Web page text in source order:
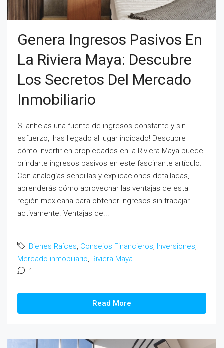
Genera Ingresos Pasivos En
La Riviera Maya: Descubre
Los Secretos Del Mercado
Inmobiliario
Si anhelas una fuente de ingresos constante y sin
esfuerzo, ¡has llegado al lugar indicado! Descubre
cómo invertir en propiedades en la Riviera Maya puede
brindarte ingresos pasivos en este fascinante artículo.
Con analogías sencillas y explicaciones detalladas,
aprenderás cómo aprovechar las ventajas de esta
región mexicana para obtener ingresos sin trabajar
activamente. Ventajas de...
Bienes Raíces, Consejos Financieros, Inversiones,
Mercado inmobiliario, Riviera Maya
1
Read More